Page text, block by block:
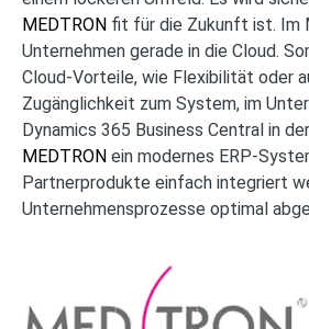
MEDTRON fit für die Zukunft ist. Im
Unternehmen gerade in die Cloud.
Cloud-Vorteile, wie Flexibilität oder
Zugänglichkeit zum System, im
Dynamics 365 Business Central in
MEDTRON ein modernes ERP-
Partnerprodukte einfach integriert
Unternehmensprozesse optimal